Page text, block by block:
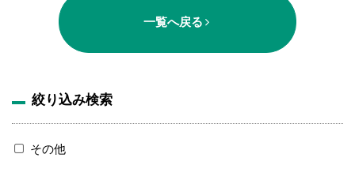
一覧へ戻る
絞り込み検索
その他